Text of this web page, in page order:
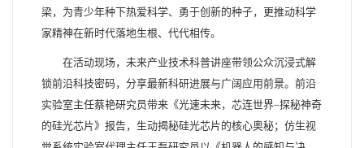
梁，为青少年种下热爱科学、勇于创新的种子，更推动科学
家精神在新时代落地生根、代代相传。
在活动现场，未来产业技术科普讲座带领公众沉浸式解
锁前沿科技密码，分享最新科研进展与广阔应用前景。前沿
实验室主任蔡艳研究员带来《光速未来，芯连世界–探秘神奇
的硅光芯片》报告，生动揭秘硅光芯片的核心奥秘；仿生视